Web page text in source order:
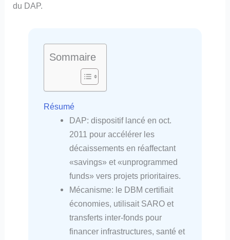
du DAP.
Sommaire
Résumé
DAP: dispositif lancé en oct.
2011 pour accélérer les
décaissements en réaffectant
«savings» et «unprogrammed
funds» vers projets prioritaires.
Mécanisme: le DBM certifiait
économies, utilisait SARO et
transferts inter‑fonds pour
financer infrastructures, santé et